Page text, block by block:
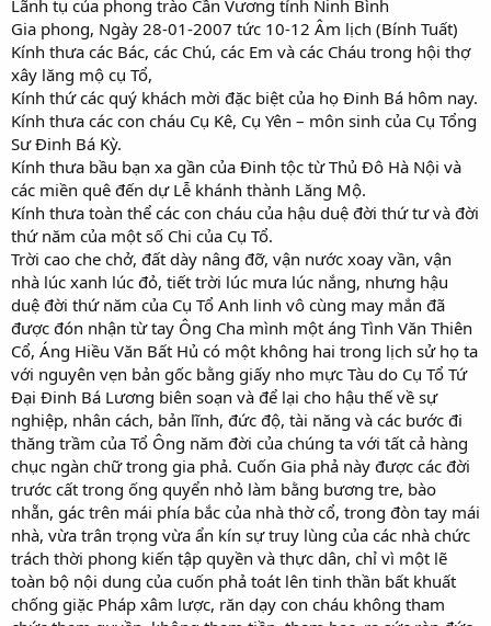
e
r
Lãnh tụ của phong trào Cần Vương tỉnh Ninh Bình
Gia phong, Ngày 28-01-2007 tức 10-12 Âm lịch (Bính Tuất)
Kính thưa các Bác, các Chú, các Em và các Cháu trong hội thợ
xây lăng mộ cụ Tổ,
Kính thứ các quý khách mời đặc biệt của họ Đinh Bá hôm nay.
Kính thưa các con cháu Cụ Kê, Cụ Yên – môn sinh của Cụ Tổng
Sư Đinh Bá Kỳ.
Kính thưa bầu bạn xa gần của Đinh tộc từ Thủ Đô Hà Nội và
các miền quê đến dự Lễ khánh thành Lăng Mộ.
Kính thưa toàn thể các con cháu của hậu duệ đời thứ tư và đời
thứ năm của một số Chi của Cụ Tổ.
Trời cao che chở, đất dày nâng đỡ, vận nước xoay vần, vận
nhà lúc xanh lúc đỏ, tiết trời lúc mưa lúc nắng, nhưng hậu
duệ đời thứ năm của Cụ Tổ Anh linh vô cùng may mắn đã
được đón nhận từ tay Ông Cha mình một áng Tình Văn Thiên
Cổ, Áng Hiều Văn Bất Hủ có một không hai trong lịch sử họ ta
với nguyên vẹn bản gốc bằng giấy nho mực Tàu do Cụ Tổ Tứ
Đại Đinh Bá Lương biên soạn và để lại cho hậu thế về sự
nghiệp, nhân cách, bản lĩnh, đức độ, tài năng và các bước đi
thăng trầm của Tổ Ông năm đời của chúng ta với tất cả hàng
chục ngàn chữ trong gia phả. Cuốn Gia phả này được các đời
trước cất trong ống quyển nhỏ làm bằng bương tre, bào
nhẵn, gác trên mái phía bắc của nhà thờ cổ, trong đòn tay mái
nhà, vừa trân trọng vừa ẩn kín sự truy lùng của các nhà chức
trách thời phong kiến tập quyền và thực dân, chỉ vì một lẽ
toàn bộ nội dung của cuốn phả toát lên tinh thần bất khuất
chống giặc Pháp xâm lược, răn dạy con cháu không tham